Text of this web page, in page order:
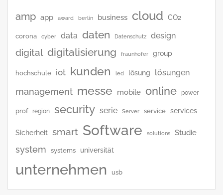
amp app award berlin business cloud CO2
corona cyber data daten Datenschutz design
digital digitalisierung fraunhofer group
hochschule iot kunden led lösung lösungen
management messe mobile online power
prof region security serie Server service services
Sicherheit smart Software solutions Studie
system systems universität
unternehmen usb